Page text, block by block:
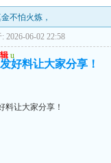
不怕火炼，
2026-06-02 22:58
u
好料让大家分享！
料让大家分享！